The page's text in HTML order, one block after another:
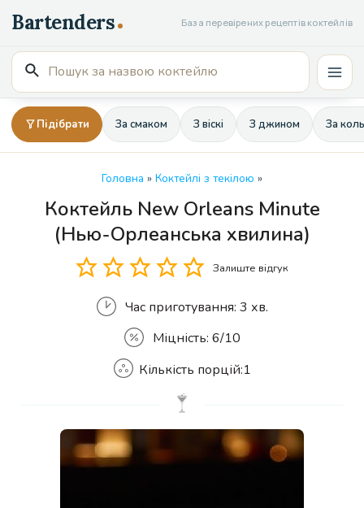
до
вмісту
База перевірених рецептів коктейлів
Пошук
для:
Підібрати За смаком З віскі З джином За
Головна » Коктейлі з текілою »
Коктейль New Orleans Minute
(Нью-Орлеанська хвилина)
Залиште відгук
Час приготування: 3 хв.
Міцність: 6/10
Кількість
Кількість порцій:1